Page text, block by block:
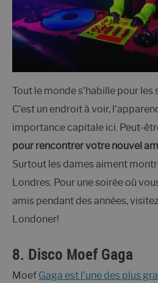
Tout le monde s'habille pour les
C'est un endroit à voir,
importance capitale ici. Peut-
pour rencontrer votre nouvel
Surtout les dames aiment
Londres. Pour une soirée où
amis pendant des années,
Londoner!
8. Disco Moef Gaga
Moef Gaga est l'une des plus